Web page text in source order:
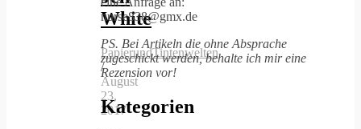
White
PapierundTintenwelten
/
August
23,
2017
nurse838@gmx.de
PS. Bei Artikeln die ohne Absprache
zugeschickt werden, behalte ich mir eine
Rezension vor!
Kategorien